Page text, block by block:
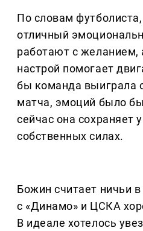
По словам
отличный
работают с желанием,
настрой помогает
бы команда выиграла
матча, эмоций было
сейчас она сохраняет
собственных силах.
Божин считает ничьи
с «Динамо» и ЦСКА
В идеале хотелось